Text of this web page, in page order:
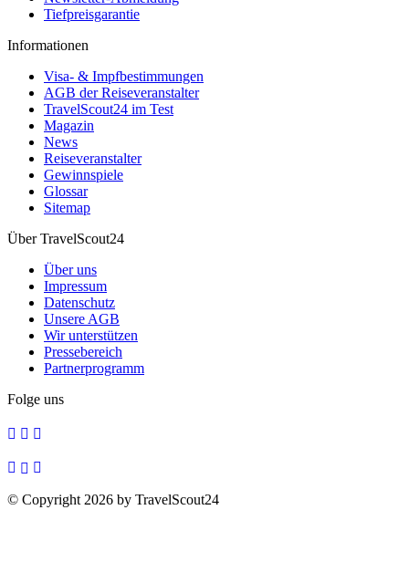
Tiefpreisgarantie
Informationen
Visa- & Impfbestimmungen
AGB der Reiseveranstalter
TravelScout24 im Test
Magazin
News
Reiseveranstalter
Gewinnspiele
Glossar
Sitemap
Über TravelScout24
Über uns
Impressum
Datenschutz
Unsere AGB
Wir unterstützen
Pressebereich
Partnerprogramm
Folge uns
© Copyright 2026 by TravelScout24